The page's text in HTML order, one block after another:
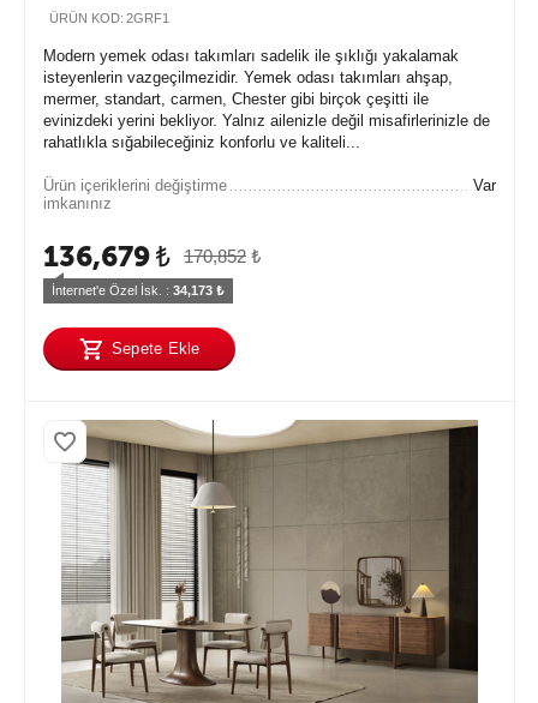
ÜRÜN KOD: 2GRF1
Modern yemek odası takımları sadelik ile şıklığı yakalamak
isteyenlerin vazgeçilmezidir. Yemek odası takımları ahşap,
mermer, standart, carmen, Chester gibi birçok çeşitti ile
evinizdeki yerini bekliyor. Yalnız ailenizle değil misafirlerinizle de
rahatlıkla sığabileceğiniz konforlu ve kaliteli...
Ürün içeriklerini değiştirme
imkanınız
Var
170,852 ₺
136,679₺
İnternet'e Özel İsk. : 34,173 ₺
Sepete Ekle